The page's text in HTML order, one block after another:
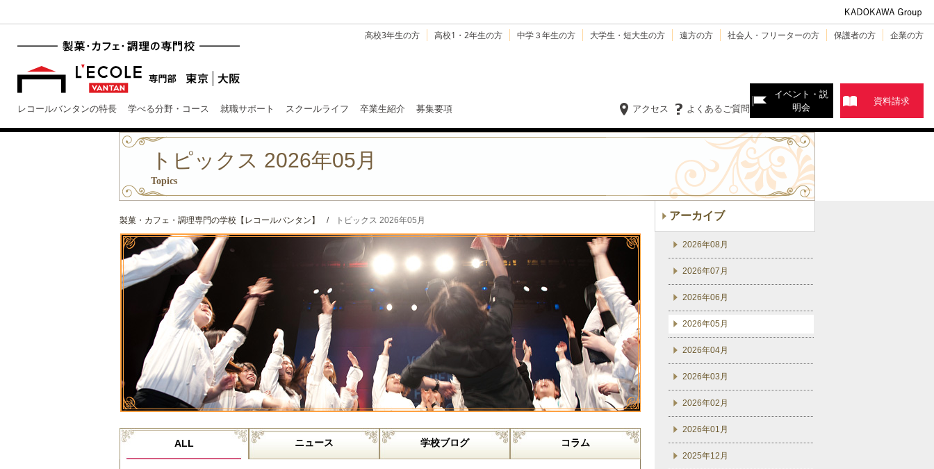
高校3年生の方 高校1・2年生の方 中学３年生の方 大学生・短大生の方 遠方の方 社会人・フリーターの方 保護者の方 企業の方
レコールバンタンの特長 学べる分野・コース 就職サポート スクールライフ 卒業生紹介 募集要項 よくあるご質問
アクセス
イベント・説
明会
資料請求
トピックス 2026年05月
Topics
製菓・カフェ・調理専門の学校【レコールバンタン】 / トピックス 2026年05月
ALL ニュース 学校ブログ コラム
アーカイブ
2026年08月
2026年07月
2026年06月
2026年05月
2026年04月
2026年03月
2026年02月
2026年01月
2025年12月